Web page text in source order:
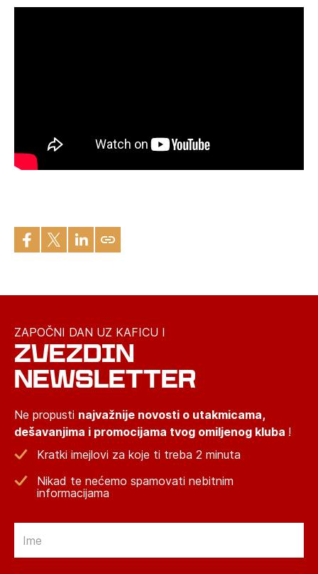
ZAPOČNI DAN UZ KAFICU I
ZVEZDIN
NEWSLETTER
Ne propusti najvažnije novosti o utakmicama,
dešavanjima i promocijama tvog omiljenog kluba !
Kratki imejlovi za koje ti treba 2 minuta
Nikad te nećemo spamovati nebitnim
informacijama